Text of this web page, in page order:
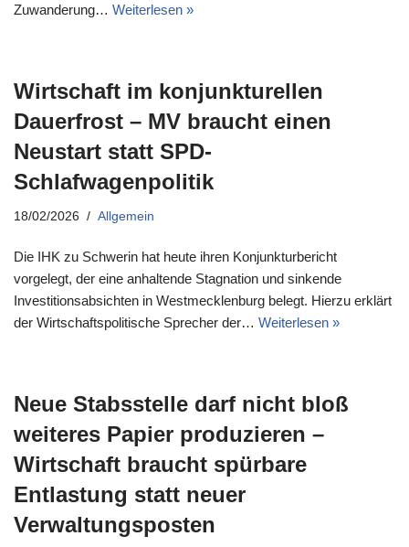
Zuwanderung… Weiterlesen »
Wirtschaft im konjunkturellen
Dauerfrost – MV braucht einen
Neustart statt SPD-
Schlafwagenpolitik
18/02/2026 Allgemein
Die IHK zu Schwerin hat heute ihren Konjunkturbericht
vorgelegt, der eine anhaltende Stagnation und sinkende
Investitionsabsichten in Westmecklenburg belegt. Hierzu erklärt
der Wirtschaftspolitische Sprecher der… Weiterlesen »
Neue Stabsstelle darf nicht bloß
weiteres Papier produzieren –
Wirtschaft braucht spürbare
Entlastung statt neuer
Verwaltungsposten